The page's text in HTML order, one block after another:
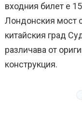
входния билет е
Лондонския мост
китайския град
различава от
конструкция.